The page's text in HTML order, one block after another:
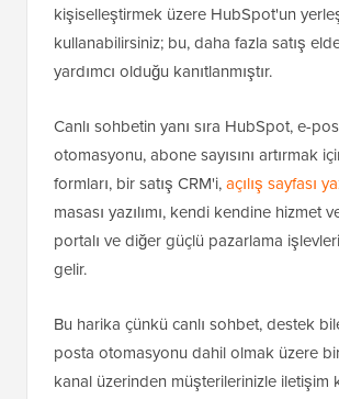
kişiselleştirmek üzere HubSpot'un
kullanabilirsiniz; bu, daha fazla satış
yardımcı olduğu kanıtlanmıştır.
Canlı sohbetin yanı sıra HubSpot, e-
otomasyonu, abone sayısını artırmak
formları, bir satış CRM'i,açılış sayfası
masası yazılımı, kendi kendine hizmet
portalı ve diğer güçlü pazarlama
gelir.
Bu harika çünkü canlı sohbet, destek
posta otomasyonu dahil olmak üzere
kanal üzerinden müşterilerinizle iletişim